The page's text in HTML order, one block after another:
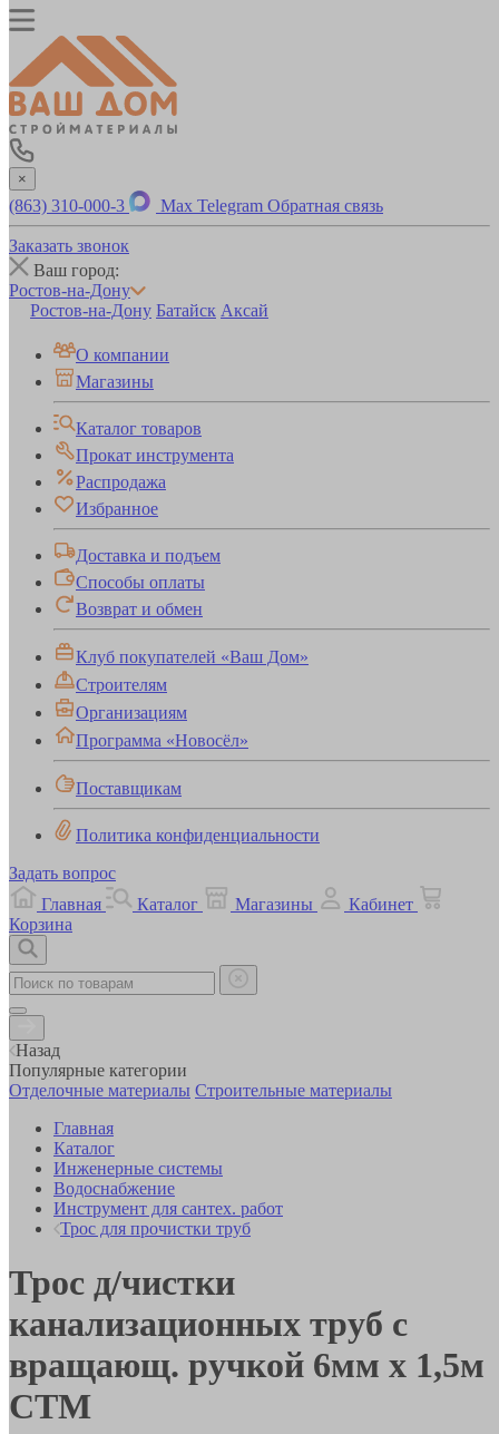
×
(863) 310-000-3 Max Telegram Обратная связь
Заказать звонок
Ваш город:
Ростов-на-Дону
Ростов-на-Дону Батайск Аксай
О компании
Магазины
Каталог товаров
Прокат инструмента
Распродажа
Избранное
Доставка и подъем
Способы оплаты
Возврат и обмен
Клуб покупателей «Ваш Дом»
Строителям
Организациям
Программа «Новосёл»
Поставщикам
Политика конфиденциальности
Задать вопрос
Главная
Каталог Магазины
Кабинет
Корзина
Назад
Популярные категории
Отделочные материалы Строительные материалы
Главная
Каталог
Инженерные системы
Водоснабжение
Инструмент для сантех. работ
Трос для прочистки труб
Трос д/чистки
канализационных труб с
вращающ. ручкой 6мм х 1,5м
СТМ